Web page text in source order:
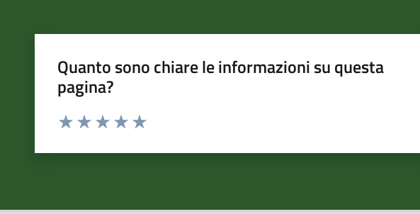
Quanto sono chiare le informazioni su questa
pagina?
Valuta da 1 a 5 stelle la pagina